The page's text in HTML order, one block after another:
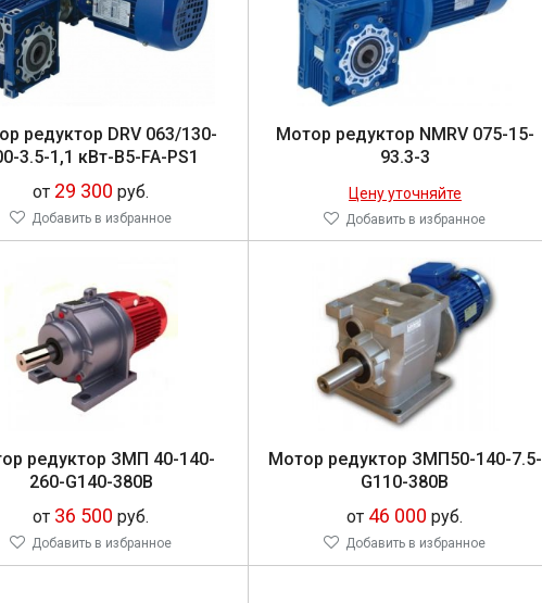
ре­дук­тор DRV 063/130-
3.5-1,1 кВт-В5-FA-PS1
от 29 300 руб.
Добавить в избранное
Мо­тор ре­дук­тор NMRV 075-15-
93.3-3
Цену уточняйте
Добавить в избранное
ре­дук­тор ЗМП 40-140-
260-G140-380В
от 36 500 руб.
Добавить в избранное
Мо­тор ре­дук­тор ЗМП50-140-7.5-
G110-380В
от 46 000 руб.
Добавить в избранное